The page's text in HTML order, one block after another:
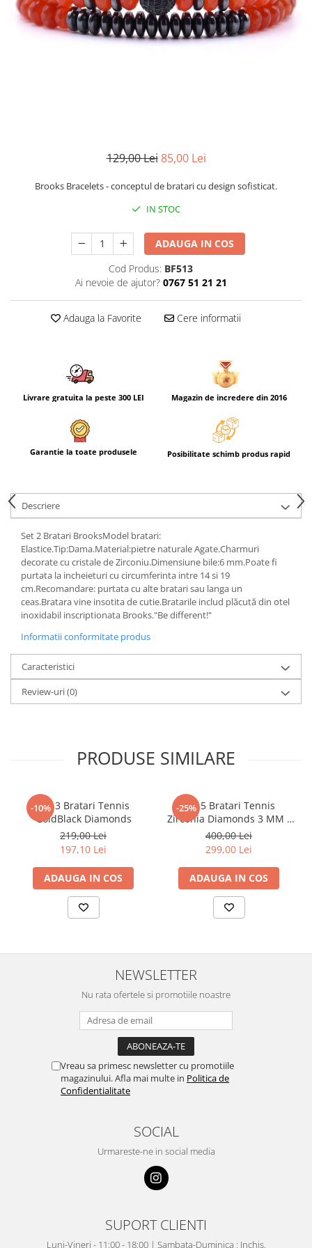
CERCEI
CEASURI DAMA
129,00 Lei 85,00 Lei
Brooks Bracelets - conceptul de bratari cu design sofisticat.
IN STOC
ADAUGA IN COS
Cod Produs: BF513
Ai nevoie de ajutor? 0767 51 21 21
Adauga la Favorite Cere informatii
Livrare gratuita la peste 300 LEI Magazin de incredere din 2016
Garantie la toate produsele Posibilitate schimb produs rapid
Descriere
Set 2 Bratari BrooksModel bratari:
Elastice.Tip:Dama.Material:pietre naturale Agate.Charmuri
decorate cu cristale de Zirconiu.Dimensiune bile:6 mm.Poate fi
purtata la incheieturi cu circumferinta intre 14 si 19
cm.Recomandare: purtata cu alte bratari sau langa un
ceas.Bratara vine insotita de cutie.Bratarile includ plăcută din otel
inoxidabil inscriptionata Brooks."Be different!"
Informatii conformitate produs
Caracteristici
Review-uri(0)
PRODUSE SIMILARE
-10%
Set 3 Bratari Tennis
GoldBlack Diamonds
219,00 Lei
197,10 Lei
ADAUGA IN COS
-25%
Set 5 Bratari Tennis
Zirconia Diamonds 3 MM /
19.5 CM
400,00 Lei
299,00 Lei
ADAUGA IN COS
NEWSLETTER
Nu rata ofertele si promotiile noastre
Vreau sa primesc newsletter cu promotiile
magazinului. Afla mai multe in Politica de
Confidentialitate
SOCIAL
Urmareste-ne in social media
SUPORT CLIENTI
Luni-Vineri - 11:00 - 18:00 | Sambata-Duminica : Inchis.